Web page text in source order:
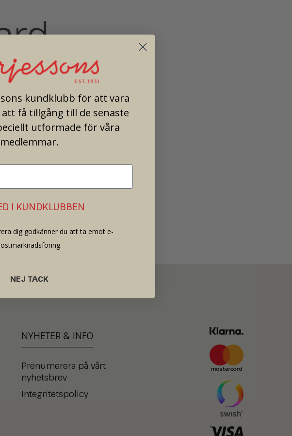
18k
Danmark. Second hand.
NYHETER & INFO
Prenumerera på vårt
nyhetsbrev
Integritetspolicy
kundklubb för att vara
få tillgång till de senaste
utformade för våra
medlemmar.
I KUNDKLUBBEN
dig godkänner du att ta emot e-
NEJ TACK